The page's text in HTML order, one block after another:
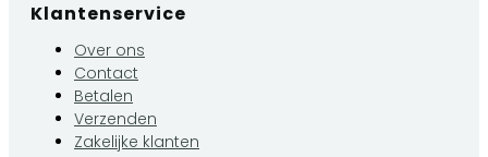
Klantenservice
Over ons
Contact
Betalen
Verzenden
Zakelijke klanten